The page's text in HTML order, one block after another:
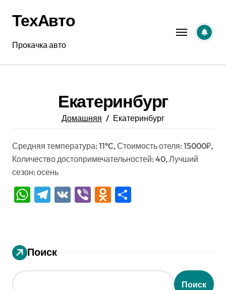
содержанию
ТехАвто
Прокачка авто
Екатеринбург
Домашняя Екатеринбург
Средняя температура: 11°C, Стоимость отеля: 15000₽,
Количество достопримечательностей: 40, Лучший
сезон: осень
WhatsApp
Telegram
VK ViberOdnoklassniki
Поиск
Поиск